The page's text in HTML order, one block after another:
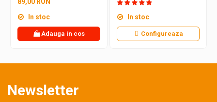
Pretul initial poate creste in functie de finisajele si
optiunile pe care le poate alege cumparatorul din
pagina fiecarui produs.
vopsea/lac/bait/personalizare etc.
In stoc
Adauga in cos
In stoc
Configureaza
Newsletter